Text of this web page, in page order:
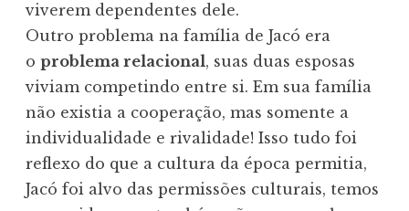
viverem dependentes dele.
Outro problema na família de Jacó era
o problema relacional, suas duas esposas
viviam competindo entre si. Em sua família
não existia a cooperação, mas somente a
individualidade e rivalidade! Isso tudo foi
reflexo do que a cultura da época permitia,
Jacó foi alvo das permissões culturais, temos